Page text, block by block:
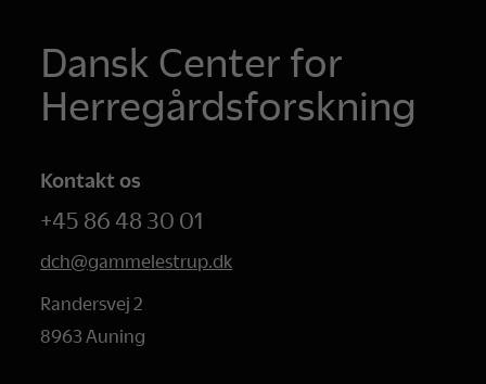
Dansk Center for
Herregårdsforskning
Kontakt os
+45 86 48 30 01
dch@gammelestrup.dk
Randersvej 2
8963 Auning